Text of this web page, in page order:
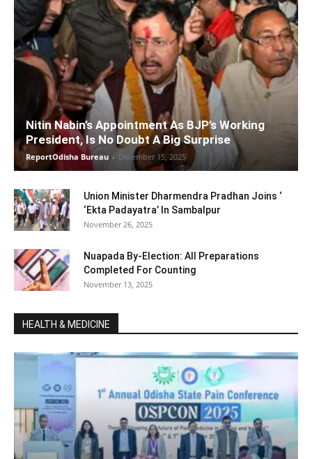
Nitin Nabin’s Appointment As BJP’s Working
President, Is No Doubt A Big Surprise
ReportOdisha Bureau - December 15, 2025
Union Minister Dharmendra Pradhan Joins ‘
‘Ekta Padayatra’ In Sambalpur
November 26, 2025
Nuapada By-Election: All Preparations
Completed For Counting
November 13, 2025
HEALTH & MEDICINE